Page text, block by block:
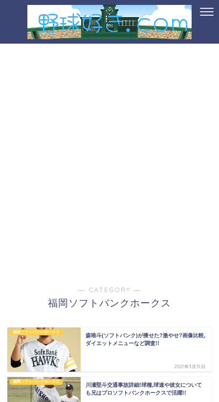
― CATEGORY ―
福岡ソフトバンクホークス
福岡ソフトバンクホークス
森唯斗(ソフトバンク)が痩せた?激やせ?画像比較,
ダイエットメニューなど調査!!
2021年3月31日
福岡ソフトバンクホークス
川瀬堅斗交通事故詳細!球種,球速や彼女について
も兄はプロソフトバンクホークスで活躍!!